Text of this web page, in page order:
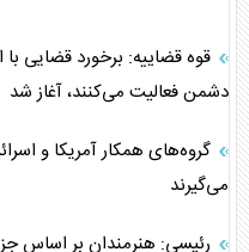
قوه قضاییه: برخورد قضایی با
دشمن فعالیت می‌کنند، آغاز شد
می‌گیرند
رئیسی: هنرمندان بر اساس